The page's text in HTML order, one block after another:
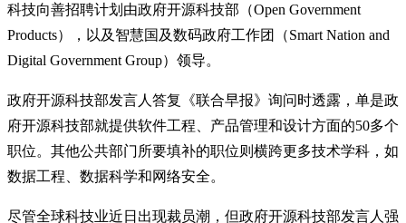
科技向善招聘计划由政府开源科技部（Open Government
Products），以及智慧国及数码政府工作团（Smart Nation and
Digital Government Group）领导。
政府开源科技部发言人答复《联合早报》询问时透露，单是政
府开源科技部就提供软件工程、产品管理和设计方面的50多个
职位。其他公共部门所要填补的职位则横跨更多技术学科，如
数据工程、数据科学和网络安全。
尽管全球科技业近日出现裁员潮，但政府开源科技部发言人强